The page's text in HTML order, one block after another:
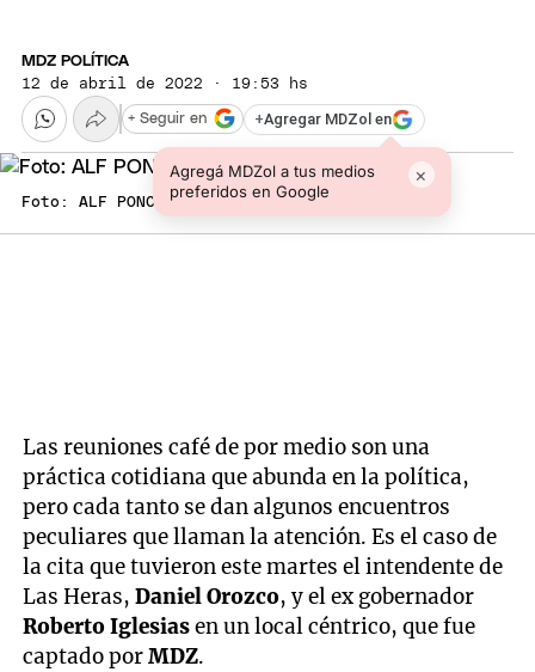
MDZ POLÍTICA
12 de abril de 2022 · 19:53 hs
+Agregar MDZol en
Agregá MDZol a tus medios
preferidos en Google
×
+ Seguir en
Foto: ALF PONCE MERCADO / MDZ
Las reuniones café de por medio son una
práctica cotidiana que abunda en la política,
pero cada tanto se dan algunos encuentros
peculiares que llaman la atención. Es el caso de
la cita que tuvieron este martes el intendente de
Las Heras,Daniel Orozco, y el ex gobernador
Roberto Iglesiasen un local céntrico, que fue
captado porMDZ.